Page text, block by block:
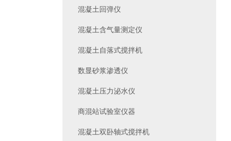
混凝土回弹仪
混凝土含气量测定仪
混凝土自落式搅拌机
数显砂浆渗透仪
混凝土压力泌水仪
商混站试验室仪器
混凝土双卧轴式搅拌机